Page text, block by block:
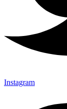
Instagram